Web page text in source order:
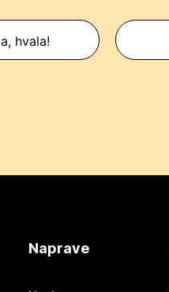
hvala!
Naprave